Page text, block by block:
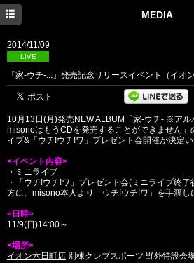
MEDIA
2014/11/09
LIVE
「家-ウチ-...」発売記念リリースイベント（イオ
10月13日(月)発売NEW ALBUM「家-ウチ- ※アル
misonoはもうCDを発売することができません」
イブ&「ウチ!ウチ!ワ」プレゼント会開催が決定
<イベント内容>
・ミニライブ
・「ウチ!ウチ!ワ」プレゼント会(ミニライブ終
方に、misono本人より「ウチ!ウチ!ワ」を手渡し
<日時>
11/9(日)14:00～
<場所>
イオン六日町店 別棟クレブスポーツ 野外特設会
NEWS
PROFILE
DISCOGRAPHY